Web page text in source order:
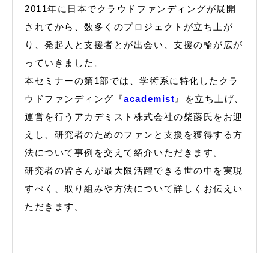
2011年に日本でクラウドファンディングが展開
されてから、数多くのプロジェクトが立ち上が
り、発起人と支援者とが出会い、支援の輪が広が
っていきました。
本セミナーの第1部では、学術系に特化したクラ
ウドファンディング『academist 』を立ち上げ、
運営を行うアカデミスト株式会社の柴藤氏をお迎
えし、研究者のためのファンと支援を獲得する方
法について事例を交えて紹介いただきます。
研究者の皆さんが最大限活躍できる世の中を実現
すべく、取り組みや方法について詳しくお伝えい
ただきます。